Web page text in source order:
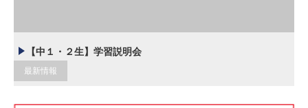
【中１・２生】学習説明会
最新情報